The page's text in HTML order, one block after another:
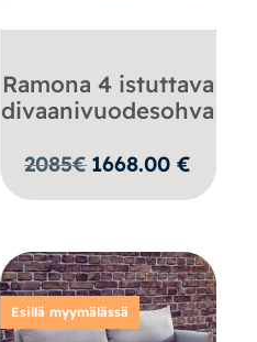
Ramona 4 istuttava
divaanivuodesohva
2085€ 1668.00€
Esillä myymälässä